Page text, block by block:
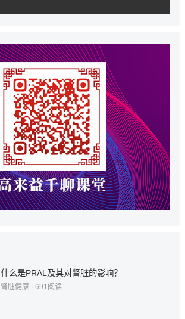
什么是PRAL及其对肾脏的影响？
肾脏健康· 691阅读